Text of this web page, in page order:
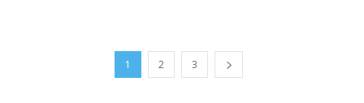
1 2 3